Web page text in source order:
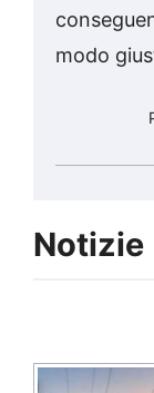
modo
Notizie